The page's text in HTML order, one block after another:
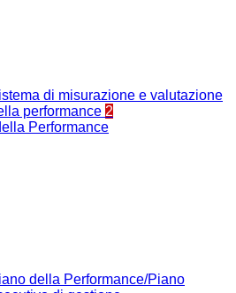
di misurazione e valutazione
performance 2
Performance
della Performance/Piano